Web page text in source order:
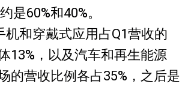
是60%和40%。
机和穿戴式应用占Q1营收的
13%，以及汽车和再生能源
的营收比例各占35%，之后是